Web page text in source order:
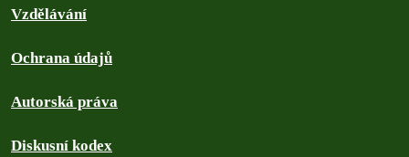
Vzdělávání
Ochrana údajů
Autorská práva
Diskusní kodex